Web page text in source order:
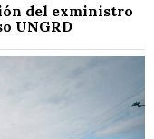
del exministro
UNGRD